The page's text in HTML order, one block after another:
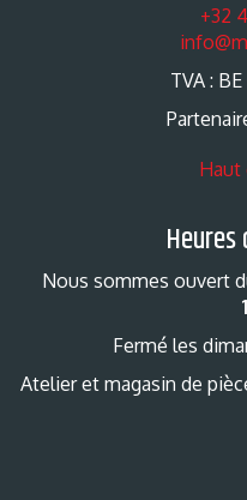
+32
TVA :
Haut
Nous sommes ouvert
Fermé les
Atelier et magasin de